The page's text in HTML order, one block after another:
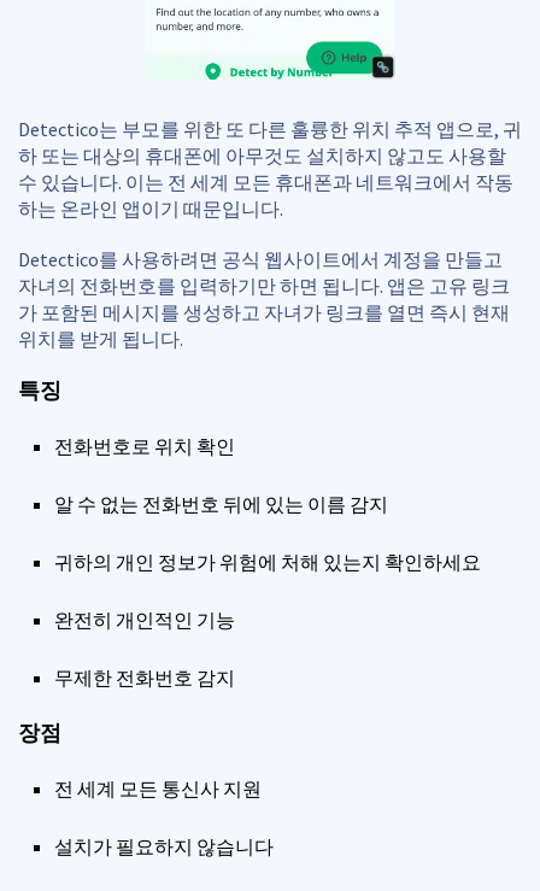
Detectico는 부모를 위한 또 다른 훌륭한 위치 추적 앱으로, 귀
하 또는 대상의 휴대폰에 아무것도 설치하지 않고도 사용할
수 있습니다. 이는 전 세계 모든 휴대폰과 네트워크에서 작동
하는 온라인 앱이기 때문입니다.
Detectico를 사용하려면 공식 웹사이트에서 계정을 만들고
자녀의 전화번호를 입력하기만 하면 됩니다. 앱은 고유 링크
가 포함된 메시지를 생성하고 자녀가 링크를 열면 즉시 현재
위치를 받게 됩니다.
특징
전화번호로 위치 확인
알 수 없는 전화번호 뒤에 있는 이름 감지
귀하의 개인 정보가 위험에 처해 있는지 확인하세요
완전히 개인적인 기능
무제한 전화번호 감지
장점
전 세계 모든 통신사 지원
설치가 필요하지 않습니다